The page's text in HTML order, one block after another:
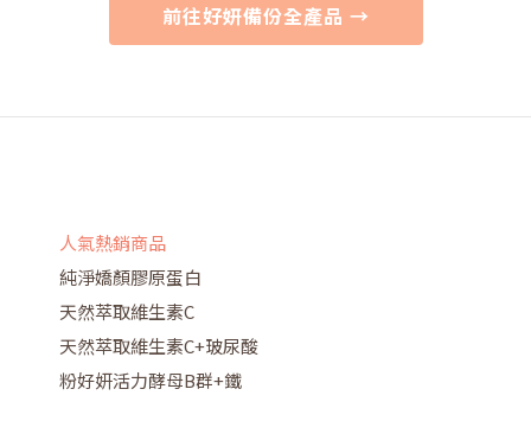
前往好妍備份全產品 →
人氣熱銷商品
純淨嬌顏膠原蛋白
天然萃取維生素C
天然萃取維生素C+玻尿酸
粉好妍活力酵母B群+鐵